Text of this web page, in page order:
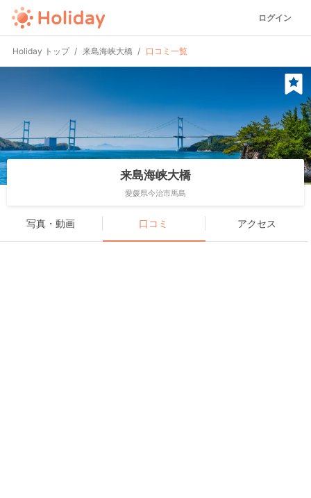
ログイン
Holiday トップ 来島海峡大橋 口コミ一覧
来島海峡大橋
愛媛県今治市馬島
写真・動画 口コミ アクセス